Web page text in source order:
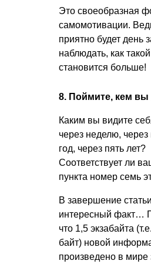
Это своеобразная
самомотивации.
приятно будет день
наблюдать, как
становится больше!
8. Поймите, кем вы
Каким вы видите
через неделю,
год, через пять лет?
Соответствует ли
пункта номер семь
В завершение
интересный факт…
что 1,5 экзабайта
байт) новой
произведено в мире